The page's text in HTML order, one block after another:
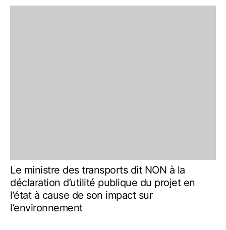
Le ministre des transports dit NON à la
déclaration d’utilité publique du projet en
l’état à cause de son impact sur
l’environnement